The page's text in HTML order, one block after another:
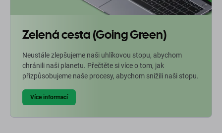
Zelená cesta (Going Green)
Neustále zlepšujeme naši uhlíkovou stopu, abychom
chránili naši planetu. Přečtěte si více o tom, jak
přizpůsobujeme naše procesy, abychom snížili naši stopu.
Více informací